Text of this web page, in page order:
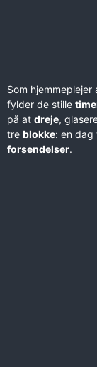
Som
fylder de stille
på at dreje,
tre blokke: en dag
forsendelser.